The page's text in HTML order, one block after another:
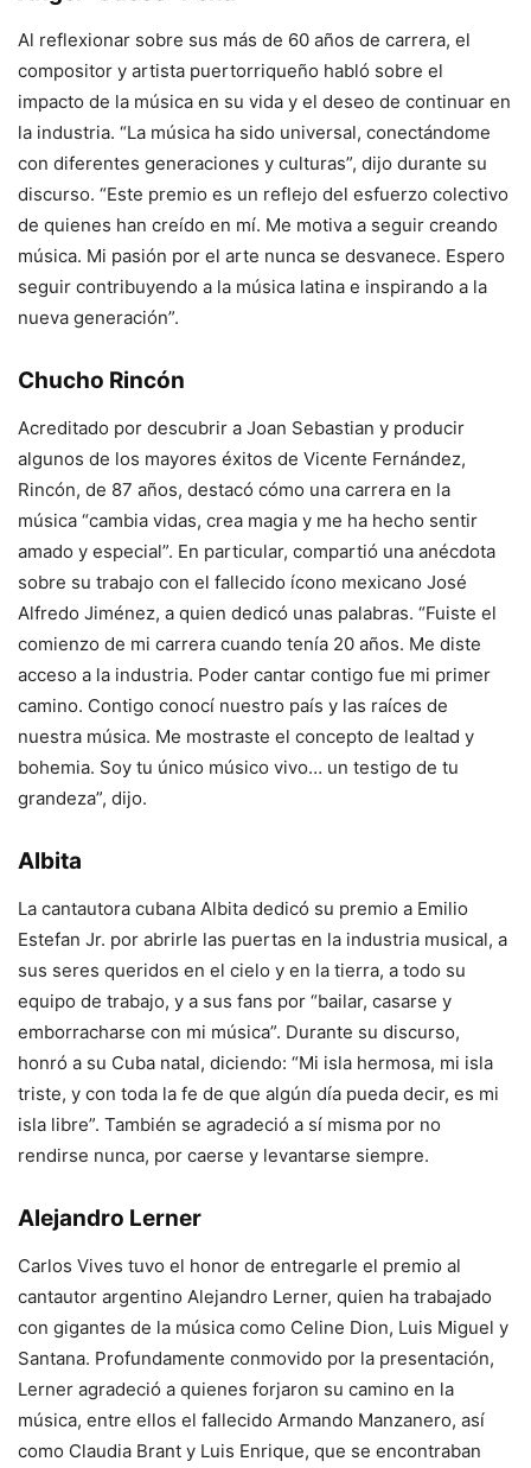
Al reflexionar sobre sus más de 60 años de carrera, el
compositor y artista puertorriqueño habló sobre el
impacto de la música en su vida y el deseo de continuar en
la industria. “La música ha sido universal, conectándome
con diferentes generaciones y culturas”, dijo durante su
discurso. “Este premio es un reflejo del esfuerzo colectivo
de quienes han creído en mí. Me motiva a seguir creando
música. Mi pasión por el arte nunca se desvanece. Espero
seguir contribuyendo a la música latina e inspirando a la
nueva generación”.
Chucho Rincón
Acreditado por descubrir a Joan Sebastian y producir
algunos de los mayores éxitos de Vicente Fernández,
Rincón, de 87 años, destacó cómo una carrera en la
música “cambia vidas, crea magia y me ha hecho sentir
amado y especial”. En particular, compartió una anécdota
sobre su trabajo con el fallecido ícono mexicano José
Alfredo Jiménez, a quien dedicó unas palabras. “Fuiste el
comienzo de mi carrera cuando tenía 20 años. Me diste
acceso a la industria. Poder cantar contigo fue mi primer
camino. Contigo conocí nuestro país y las raíces de
nuestra música. Me mostraste el concepto de lealtad y
bohemia. Soy tu único músico vivo… un testigo de tu
grandeza”, dijo.
Albita
La cantautora cubana Albita dedicó su premio a Emilio
Estefan Jr. por abrirle las puertas en la industria musical, a
sus seres queridos en el cielo y en la tierra, a todo su
equipo de trabajo, y a sus fans por “bailar, casarse y
emborracharse con mi música”. Durante su discurso,
honró a su Cuba natal, diciendo: “Mi isla hermosa, mi isla
triste, y con toda la fe de que algún día pueda decir, es mi
isla libre”. También se agradeció a sí misma por no
rendirse nunca, por caerse y levantarse siempre.
Alejandro Lerner
Carlos Vives tuvo el honor de entregarle el premio al
cantautor argentino Alejandro Lerner, quien ha trabajado
con gigantes de la música como Celine Dion, Luis Miguel y
Santana. Profundamente conmovido por la presentación,
Lerner agradeció a quienes forjaron su camino en la
música, entre ellos el fallecido Armando Manzanero, así
como Claudia Brant y Luis Enrique, que se encontraban